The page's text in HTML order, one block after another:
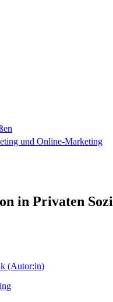
und Online-Marketing
in Privaten
(Autor:in)